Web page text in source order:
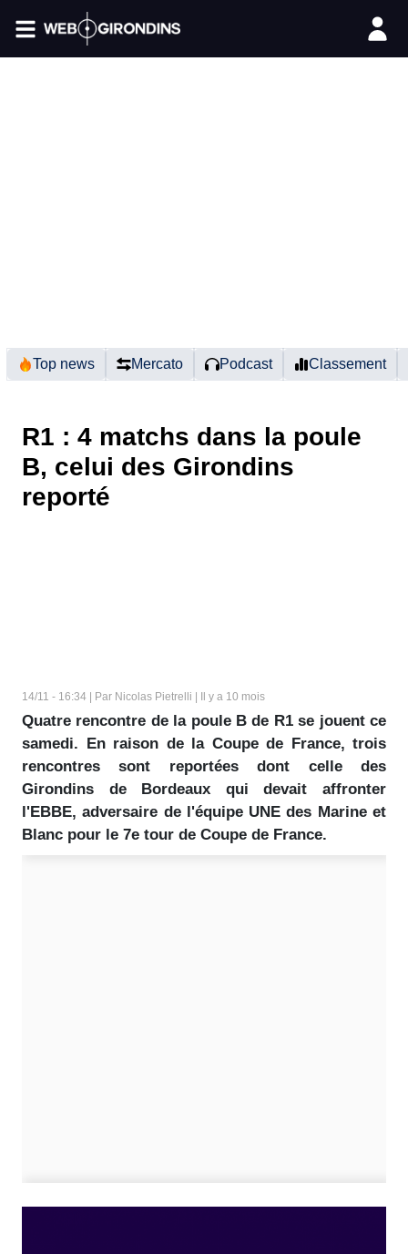
Top news Mercato Podcast Classement
R1 : 4 matchs dans la poule
B, celui des Girondins
reporté
14/11 - 16:34 | Par Nicolas Pietrelli | Il y a 10 mois
Quatre rencontre de la poule B de R1 se jouent ce
samedi. En raison de la Coupe de France, trois
rencontres sont reportées dont celle des
Girondins de Bordeaux qui devait affronter
l'EBBE, adversaire de l'équipe UNE des Marine et
Blanc pour le 7e tour de Coupe de France.